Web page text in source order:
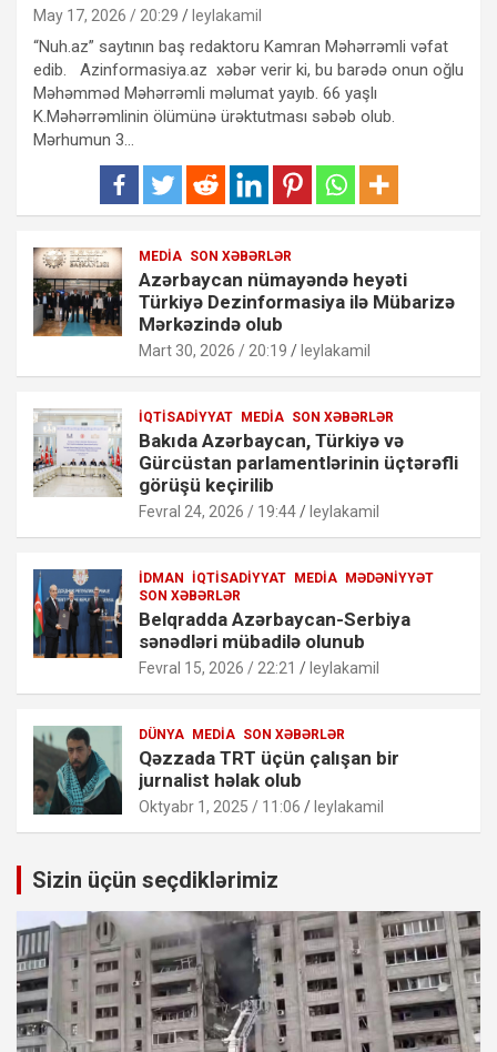
May 17, 2026 / 20:29 leylakamil
“Nuh.az” saytının baş redaktoru Kamran Məhərrəmli vəfat
edib. Azinformasiya.az xəbər verir ki, bu barədə onun oğlu
Məhəmməd Məhərrəmli məlumat yayıb. 66 yaşlı
K.Məhərrəmlinin ölümünə ürəktutması səbəb olub.
Mərhumun 3…
MEDIA SON XƏBƏRLƏR
Azərbaycan nümayəndə heyəti
Türkiyə Dezinformasiya ilə Mübarizə
Mərkəzində olub
Mart 30, 2026 / 20:19 leylakamil
İQTISADIYYAT MEDIA SON XƏBƏRLƏR
Bakıda Azərbaycan, Türkiyə və
Gürcüstan parlamentlərinin üçtərəfli
görüşü keçirilib
Fevral 24, 2026 / 19:44 leylakamil
İDMAN İQTISADIYYAT MEDIA MƏDƏNIYYƏT
SON XƏBƏRLƏR
Belqradda Azərbaycan-Serbiya
sənədləri mübadilə olunub
Fevral 15, 2026 / 22:21 leylakamil
DÜNYA MEDIA SON XƏBƏRLƏR
Qəzzada TRT üçün çalışan bir
jurnalist həlak olub
Oktyabr 1, 2025 / 11:06 leylakamil
Sizin üçün seçdiklərimiz